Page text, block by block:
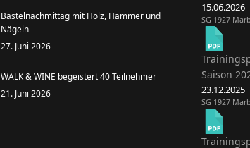
Bastelnachmittag mit Holz, Hammer und
Nägeln
27. Juni 2026
WALK & WINE begeistert 40 Teilnehmer
21. Juni 2026
15.06.2026
SG 1927
Saison
23.12.2025
SG 1927